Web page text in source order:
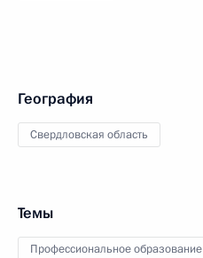
География
Свердловская область
Темы
Профессиональное образование